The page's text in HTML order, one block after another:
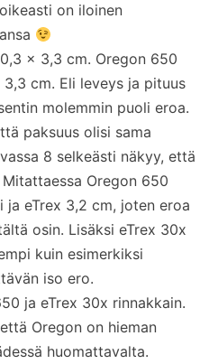
on iloinen
x 3,3 cm. Oregon 650
3,3 cm. Eli leveys ja pituus
molemmin puoli eroa.
paksuus olisi sama
8 selkeästi näkyy, että
Oregon 650
eTrex 3,2 cm, joten eroa
osin. Lisäksi eTrex 30x
kuin esimerkiksi
iso ero.
ja eTrex 30x rinnakkain.
Oregon on hieman
huomattavalta.